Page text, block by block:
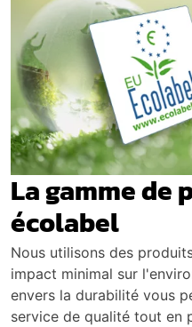
La gamme de
écolabel
Nous utilisons des
impact minimal sur
envers la durabilité vous
service de qualité tout en